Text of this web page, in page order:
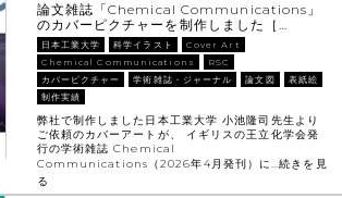
論文雑誌「Chemical Communications」
のカバーピクチャーを制作しました［…
日本工業大学 科学イラスト
Cover Art
Chemical Communications
RSC
カバーピクチャー
学術雑誌・ジャーナル 論文図
表紙絵
制作実績
弊社で制作しました日本工業大学 小池隆司先生より
ご依頼のカバーアートが、 イギリスの王立化学会発
行の学術雑誌 Chemical
Communications（2026年4月発刊）に…続きを見
る